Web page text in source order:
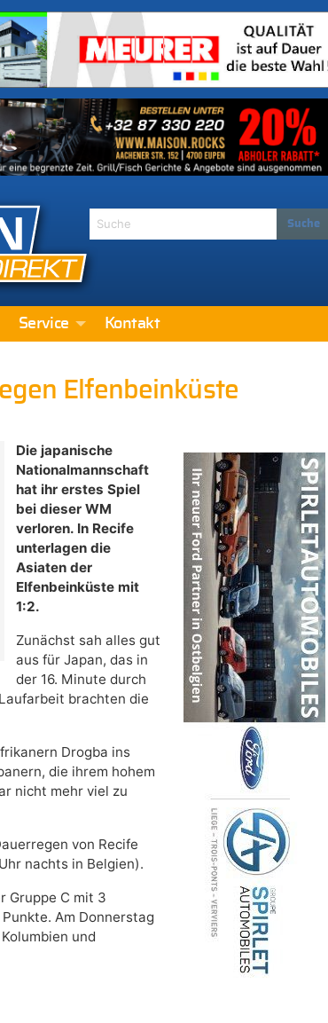
Service Kontakt
Elfenbeinküste
Die japanische
Nationalmannschaft
hat ihr erstes Spiel
bei dieser WM
verloren. In Recife
unterlagen die
Asiaten der
Elfenbeinküste mit
1:2.
Zunächst sah alles gut
aus für Japan, das in
der 16. Minute durch
brachten die
Drogba ins
die ihrem hohem
nicht mehr viel zu
von Recife
nachts in Belgien).
Gruppe C mit 3
Am Donnerstag
und